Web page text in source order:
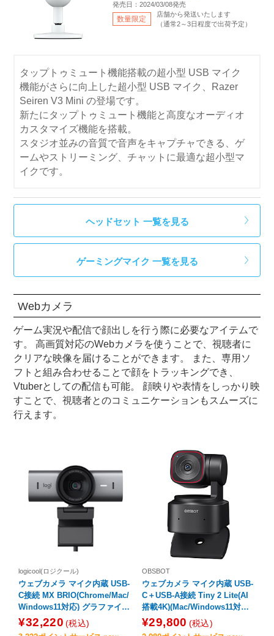
発売日：2024/03/08発売
数量限定
店舗から発送いたします
（通常2～3日程度で出荷予定）
タップトゥミュート機能搭載の超小型 USB マイク
機能がさらに向上した超小型 USB マイク、Razer
Seiren V3 Mini の登場です。
新たにタップトゥミュート機能と高度なオーディオ
カスタマイズ機能を搭載。
スタジオ並みの音質で音声をキャプチャできる、ゲ
ームやストリーミング、チャットに最適な超小型マ
イクです。
ヘッドセット 一覧を見る
ゲーミングマイク 一覧を見る
Webカメラ
ゲーム実況や配信で顔出しを行う際に必要なアイテムで
す。 高画質対応のWebカメラを使うことで、視聴者に
クリアな映像を届けることができます。 また、専用ソ
フトと組み合わせることで顔をトラッキングでき、
Vtuberとしての配信も可能。 顔映りや表情をしっかり映
すことで、視聴者とのコミュニケーションもスムーズに
行えます。
logicool(ロジクール)
ウェブカメラ マイク内蔵 USB-
C接続 MX BRIO(Chrome/Mac/
Windows11対応) グラファイト
C1100GR ［有線］
¥32,220 (税込)
OBSBOT
ウェブカメラ マイク内蔵 USB-
C＋USB-A接続 Tiny 2 Lite(AI
搭載4K)(Mac/Windows11対応)
有線
¥29,800 (税込)